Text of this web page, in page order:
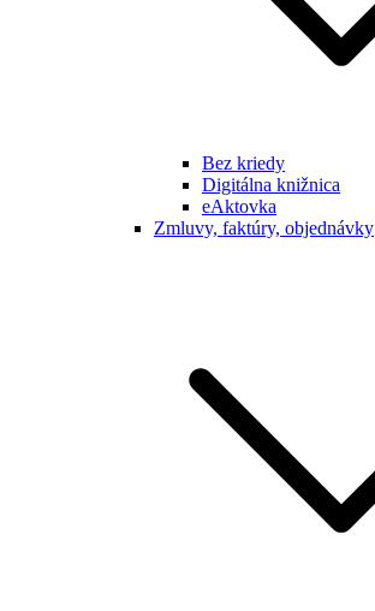
Bez kriedy
Digitálna knižnica
eAktovka
Zmluvy, faktúry, objednávky